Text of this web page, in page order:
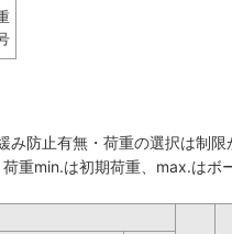
み防止有無・荷重の選択は制
重min.は初期荷重、max.は